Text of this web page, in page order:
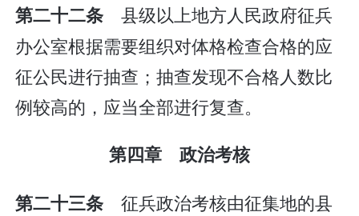
第二十二条 县级以上地方人民政府征兵
办公室根据需要组织对体格检查合格的应
征公民进行抽查；抽查发现不合格人数比
例较高的，应当全部进行复查。
第四章 政治考核
第二十三条 征兵政治考核由征集地的县